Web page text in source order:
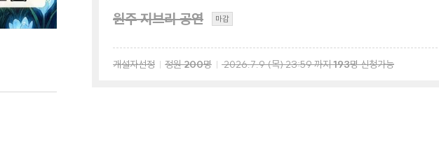
원주 지브리 공연 마감
개설자선정 정원200명 2026.7.9(목)23:59까지193명 신청가능